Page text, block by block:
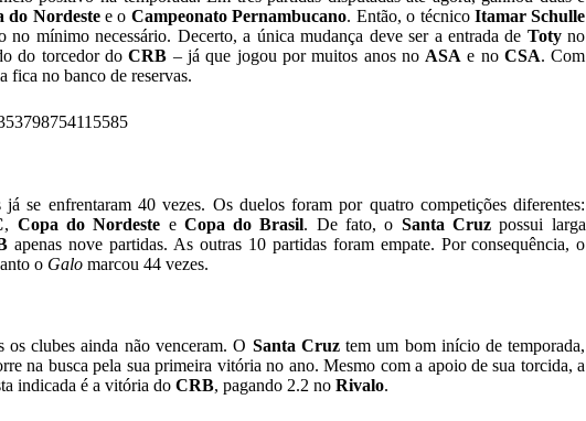
do Nordestee o Campeonato Pernambucano. Então, o técnico Itamar Schulle
no mínimo necessário. Decerto, a única mudança deve ser a entrada de Totyno
do torcedor doCRB – já que jogou por muitos anos no ASA e noCSA. Com
fica no banco de reservas.
se enfrentaram 40 vezes. Os duelos foram por quatro competições diferentes:
, Copa do Nordeste e Copa do Brasil. De fato, o Santa Cruzpossui larga
apenas nove partidas. As outras 10 partidas foram empate. Por consequência, o
o Galo marcou 44 vezes.
os clubes ainda não venceram. O Santa Cruztem um bom início de temporada,
na busca pela sua primeira vitória no ano. Mesmo com a apoio de sua torcida, a
indicada é a vitória do CRB, pagando 2.2 no Rivalo.